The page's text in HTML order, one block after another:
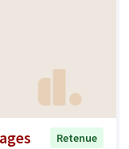
Retenue